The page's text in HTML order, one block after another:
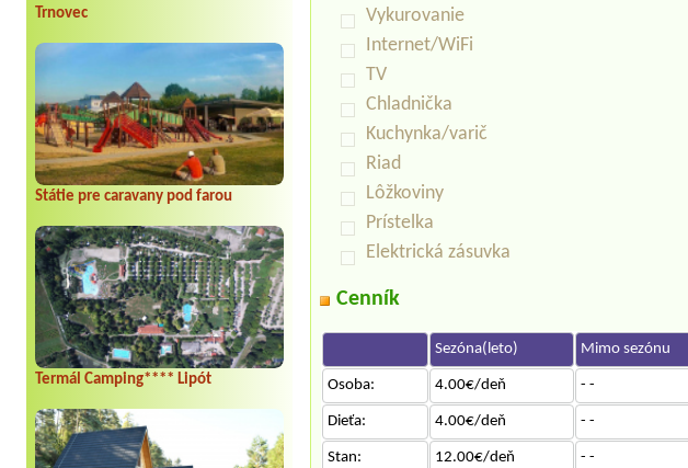
Trnovec
Státie pre caravany pod farou
Termál Camping**** Lipót
Vykurovanie
Internet/WiFi
TV
Chladnička
Kuchynka/varič
Riad
Lôžkoviny
Prístelka
Elektrická zásuvka
Cenník
Sezóna(leto) Mimo sezónu
Osoba: 4.00€/deň - -
Dieťa: 4.00€/deň - -
Stan: 12.00€/deň - -